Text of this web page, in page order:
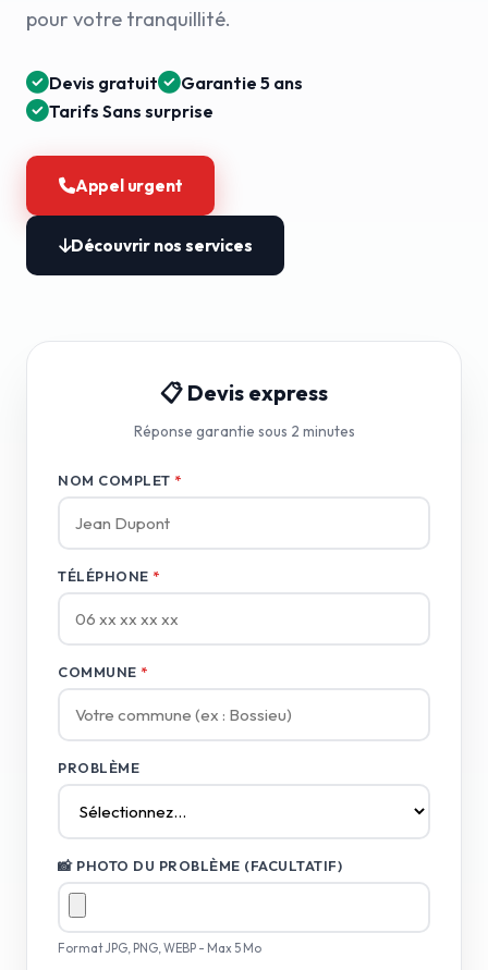
pour votre tranquillité.
Devis gratuit
Garantie 5 ans
Tarifs Sans surprise
Appel urgent
Découvrir nos services
📋 Devis express
Réponse garantie sous 2 minutes
NOM COMPLET *
TÉLÉPHONE *
COMMUNE *
PROBLÈME
📸 PHOTO DU PROBLÈME (FACULTATIF)
Format JPG, PNG, WEBP - Max 5 Mo